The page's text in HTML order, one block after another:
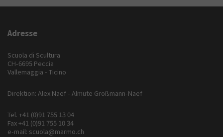
Adresse
Scuola di Scultura
CH-6695 Peccia
Vallemaggia - Ticino
Direktion: Alex Naef - Almute Großmann-Naef
Tel. +41 (0)91 755 13 04
Fax +41 (0)91 755 10 34
e-mail: scuola@marmo.ch